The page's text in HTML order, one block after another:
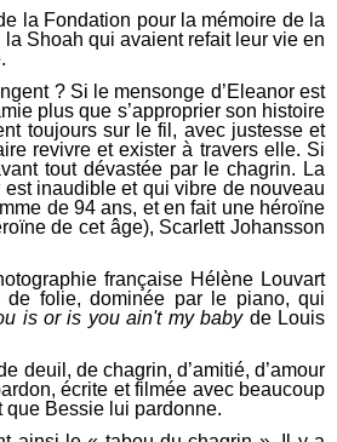
la Fondation pour la mémoire de la
Shoah qui avaient refait leur vie en
? Si le mensonge d’Eleanor est
plus que s’approprier son histoire
toujours sur le fil, avec justesse et
revivre et exister à travers elle. Si
tout dévastée par le chagrin. La
inaudible et qui vibre de nouveau
de 94 ans, et en fait une héroïne
de cet âge), Scarlett Johansson
française Hélène Louvart
de folie, dominée par le piano, qui
is or is you ain't my baby de Louis
deuil, de chagrin, d’amitié, d’amour
écrite et filmée avec beaucoup
que Bessie lui pardonne.